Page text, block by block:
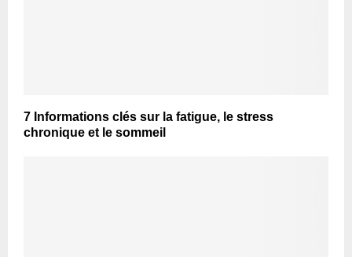
7 Informations clés sur la fatigue, le stress
chronique et le sommeil